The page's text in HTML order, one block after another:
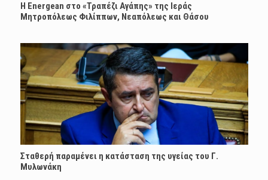
H Energean στο «Τραπέζι Αγάπης» της Ιεράς
Μητροπόλεως Φιλίππων, Νεαπόλεως και Θάσου
Σταθερή παραμένει η κατάσταση της υγείας του Γ.
Μυλωνάκη